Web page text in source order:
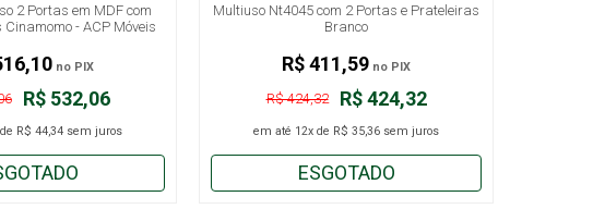
2 Portas em MDF com
Cinamomo - ACP Móveis
R$ 532,06
de R$ 44,34 sem juros
no PIX
Multiuso Nt4045 com 2 Portas e Prateleiras
Branco
R$ 424,32
R$ 424,32
em até 12x de R$ 35,36 sem juros
R$ 411,59 no PIX
ESGOTADO